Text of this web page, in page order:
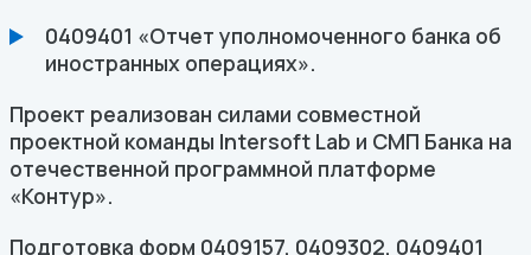
0409401 «Отчет уполномоченного банка об
иностранных операциях».
Проект реализован силами совместной
проектной команды Intersoft Lab и СМП Банка на
отечественной программной платформе
«Контур».
Подготовка форм 0409157, 0409302, 0409401